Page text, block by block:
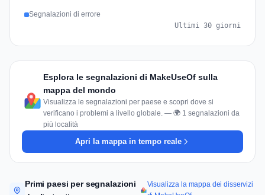
Segnalazioni di errore
Ultimi 30 giorni
Esplora le segnalazioni di MakeUseOf sulla
mappa del mondo
Visualizza le segnalazioni per paese e scopri dove si
verificano i problemi a livello globale. — 🌍 1 segnalazioni da
più località
Apri la mappa in tempo reale
Primi paesi per segnalazioni
Visualizza la mappa dei disservizi